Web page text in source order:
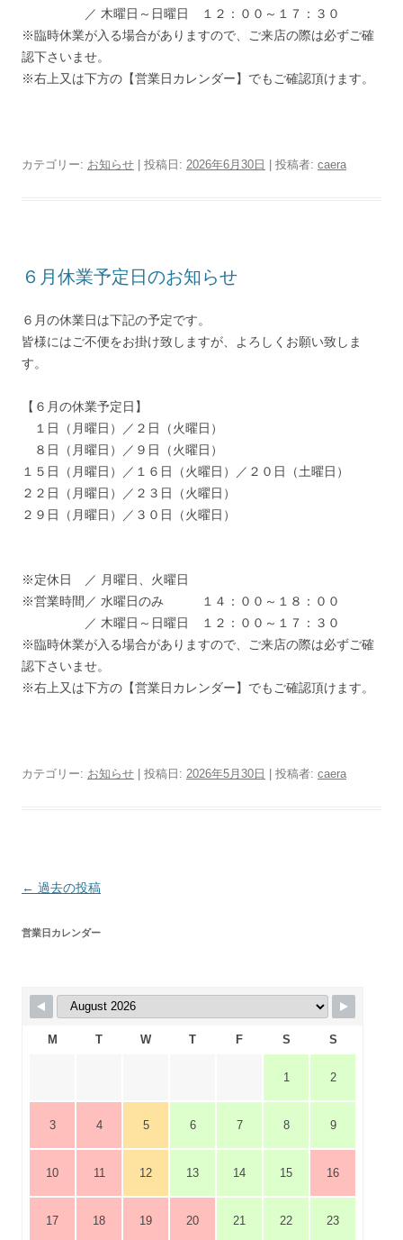
／ 木曜日～日曜日 １２：００～１７：３０
※臨時休業が入る場合がありますので、ご来店の際は必ずご確
認下さいませ。
※右上又は下方の【営業日カレンダー】でもご確認頂けます。
カテゴリー: お知らせ | 投稿日: 2026年6月30日 投稿者: caera
６月休業予定日のお知らせ
６月の休業日は下記の予定です。
皆様にはご不便をお掛け致しますが、よろしくお願い致しま
す。
【６月の休業予定日】
１日（月曜日）／２日（火曜日）
８日（月曜日）／９日（火曜日）
１５日（月曜日）／１６日（火曜日）／２０日（土曜日）
２２日（月曜日）／２３日（火曜日）
２９日（月曜日）／３０日（火曜日）
※定休日 ／ 月曜日、火曜日
※営業時間／ 水曜日のみ １４：００～１８：００
／ 木曜日～日曜日 １２：００～１７：３０
※臨時休業が入る場合がありますので、ご来店の際は必ずご確
認下さいませ。
※右上又は下方の【営業日カレンダー】でもご確認頂けます。
カテゴリー: お知らせ | 投稿日: 2026年5月30日 投稿者: caera
投
ナ
← 過去の投稿
営業日カレンダー
M T W T F S S
1 2
3 4 5 6 7 8 9
10 11 12 13 14 15 16
17 18 19 20 21 22 23